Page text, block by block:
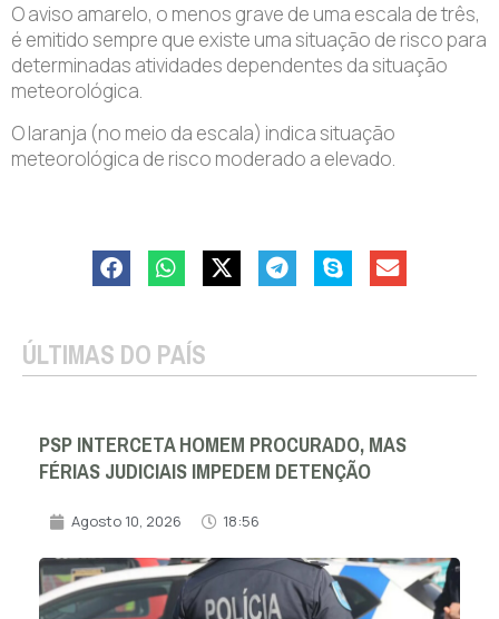
O aviso amarelo, o menos grave de uma escala de três,
é emitido sempre que existe uma situação de risco para
determinadas atividades dependentes da situação
meteorológica.
O laranja (no meio da escala) indica situação
meteorológica de risco moderado a elevado.
ÚLTIMAS DO PAÍS
PSP INTERCETA HOMEM PROCURADO, MAS
FÉRIAS JUDICIAIS IMPEDEM DETENÇÃO
Agosto 10, 2026 18:56